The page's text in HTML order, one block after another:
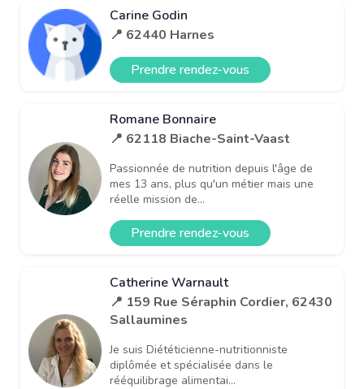
Carine Godin
📍 62440 Harnes
Prendre rendez-vous
Romane Bonnaire
📍 62118 Biache-Saint-Vaast
Passionnée de nutrition depuis l'âge de
mes 13 ans, plus qu'un métier mais une
réelle mission de...
Prendre rendez-vous
Catherine Warnault
📍 159 Rue Séraphin Cordier, 62430
Sallaumines
Je suis Diététicienne-nutritionniste
diplômée et spécialisée dans le
rééquilibrage alimentai...